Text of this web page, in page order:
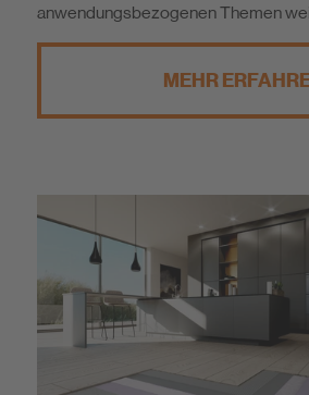
anwendungsbezogenen Themen
MEHR